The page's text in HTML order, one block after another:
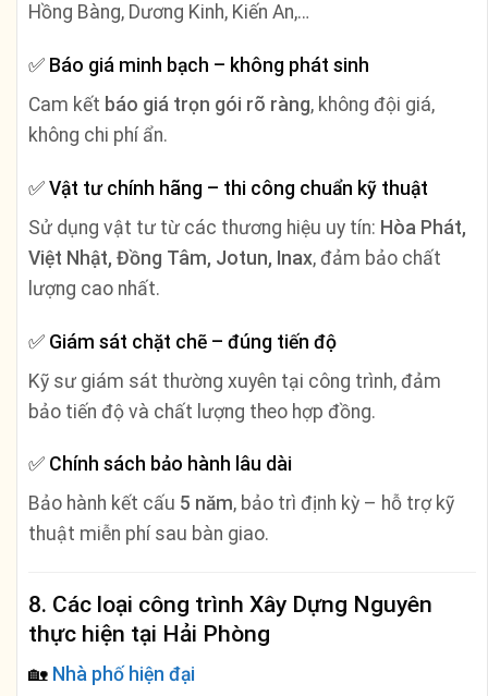
Hồng Bàng, Dương Kinh, Kiến An,…
✅ Báo giá minh bạch – không phát sinh
Cam kết báo giá trọn gói rõ ràng, không đội giá,
không chi phí ẩn.
✅ Vật tư chính hãng – thi công chuẩn kỹ thuật
Sử dụng vật tư từ các thương hiệu uy tín: Hòa Phát,
Việt Nhật, Đồng Tâm, Jotun, Inax, đảm bảo chất
lượng cao nhất.
✅ Giám sát chặt chẽ – đúng tiến độ
Kỹ sư giám sát thường xuyên tại công trình, đảm
bảo tiến độ và chất lượng theo hợp đồng.
✅ Chính sách bảo hành lâu dài
Bảo hành kết cấu 5 năm, bảo trì định kỳ – hỗ trợ kỹ
thuật miễn phí sau bàn giao.
8. Các loại công trình Xây Dựng Nguyên
thực hiện tại Hải Phòng
🏡 Nhà phố hiện đại